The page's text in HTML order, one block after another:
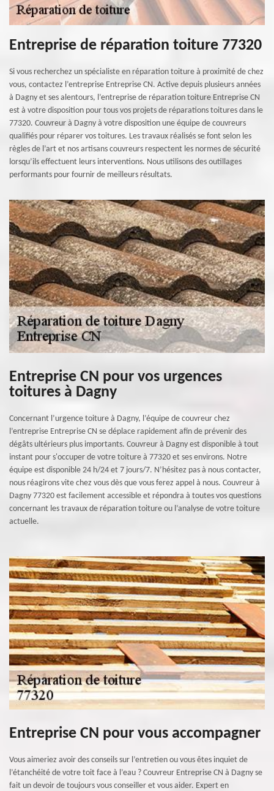
Entreprise de réparation toiture 77320
Si vous recherchez un spécialiste en réparation toiture à proximité de chez
vous, contactez l’entreprise Entreprise CN. Active depuis plusieurs années
à Dagny et ses alentours, l’entreprise de réparation toiture Entreprise CN
est à votre disposition pour tous vos projets de réparations toitures dans le
77320. Couvreur à Dagny à votre disposition une équipe de couvreurs
qualifiés pour réparer vos toitures. Les travaux réalisés se font selon les
règles de l’art et nos artisans couvreurs respectent les normes de sécurité
lorsqu’ils effectuent leurs interventions. Nous utilisons des outillages
performants pour fournir de meilleurs résultats.
Entreprise CN pour vos urgences
toitures à Dagny
Concernant l’urgence toiture à Dagny, l’équipe de couvreur chez
l’entreprise Entreprise CN se déplace rapidement afin de prévenir des
dégâts ultérieurs plus importants. Couvreur à Dagny est disponible à tout
instant pour s'occuper de votre toiture à 77320 et ses environs. Notre
équipe est disponible 24 h/24 et 7 jours/7. N’hésitez pas à nous contacter,
nous réagirons vite chez vous dès que vous ferez appel à nous. Couvreur à
Dagny 77320 est facilement accessible et répondra à toutes vos questions
concernant les travaux de réparation toiture ou l’analyse de votre toiture
actuelle.
Entreprise CN pour vous accompagner
Vous aimeriez avoir des conseils sur l’entretien ou vous êtes inquiet de
l’étanchéité de votre toit face à l’eau ? Couvreur Entreprise CN à Dagny se
fait un devoir de toujours vous conseiller et vous aider. Expert en